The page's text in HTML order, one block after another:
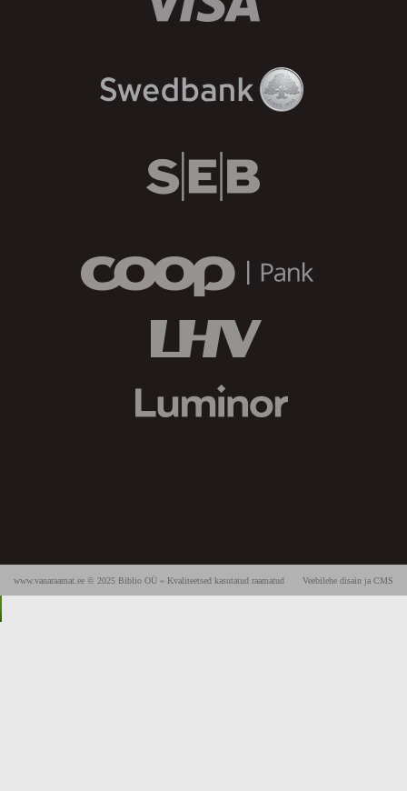
Veebilehe disain ja CMS
www.vanaraamat.ee © 2025 Biblio OÜ » Kvaliteetsed kasutatud raamatud